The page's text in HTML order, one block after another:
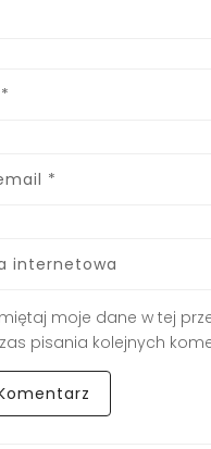
moje dane w tej
pisania kolejnych